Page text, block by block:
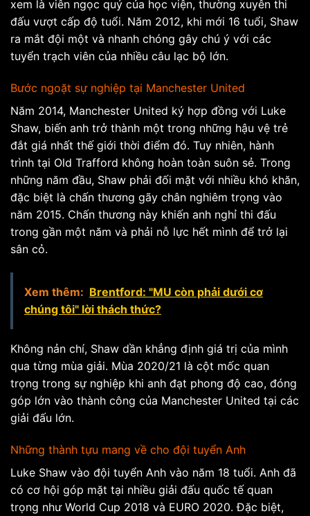
xem là viên ngọc quý của học viện, thường xuyên thi
đấu vượt cấp độ tuổi. Năm 2012, khi mới 16 tuổi, Shaw
ra mắt đội một và nhanh chóng gây chú ý với các
tuyển trạch viên của nhiều câu lạc bộ lớn.
Bước ngoặt sự nghiệp tại Manchester United
Năm 2014, Manchester United ký hợp đồng với Luke
Shaw, biến anh trở thành một trong những hậu vệ trẻ
đắt giá nhất thế giới thời điểm đó. Tuy nhiên, hành
trình tại Old Trafford không hoàn toàn suôn sẻ. Trong
những năm đầu, Shaw phải đối mặt với nhiều khó khăn,
đặc biệt là chấn thương gãy chân nghiêm trọng vào
năm 2015. Chấn thương này khiến anh nghỉ thi đấu
trong gần một năm và phải nỗ lực hết mình để trở lại
sân cỏ.
Xem thêm: Brentford: "MU còn phải dưới cơ
chúng tôi" lời thách thức?
Không nản chí, Shaw dần khẳng định giá trị của mình
qua từng mùa giải. Mùa 2020/21 là cột mốc quan
trọng trong sự nghiệp khi anh đạt phong độ cao, đóng
góp lớn vào thành công của Manchester United tại các
giải đấu lớn.
Những thành tựu mang về cho đội tuyển Anh
Luke Shaw vào đội tuyển Anh vào năm 18 tuổi. Anh đã
có cơ hội góp mặt tại nhiều giải đấu quốc tế quan
trọng như World Cup 2018 và EURO 2020. Đặc biệt,